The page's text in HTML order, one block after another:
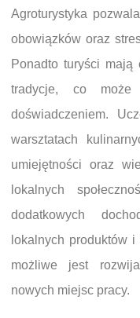
Agroturystyka
obowiązków oraz
Ponadto turyści
tradycje, co może
doświadczeniem.
warsztatach
umiejętności oraz
lokalnych
dodatkowych
lokalnych produktów
możliwe jest
nowych miejsc pracy.